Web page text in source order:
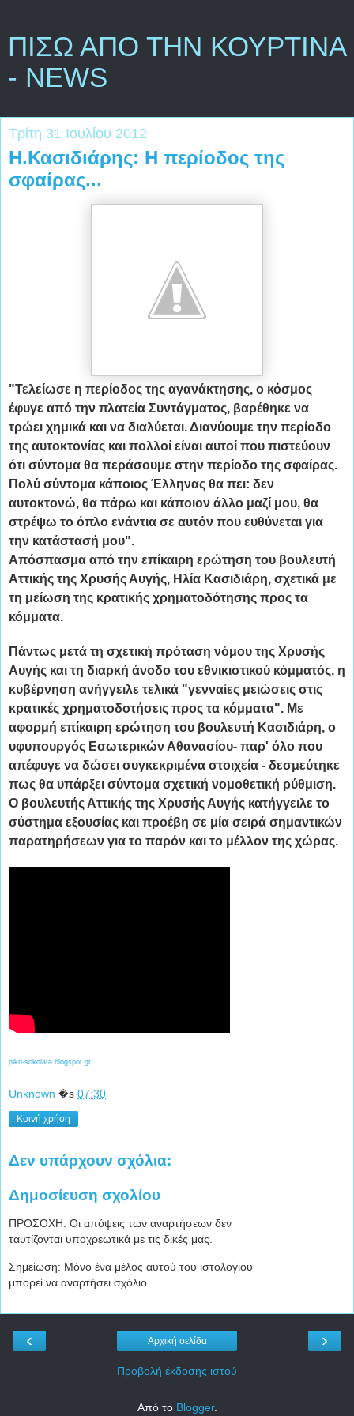
ΠΙΣΩ ΑΠΟ ΤΗΝ ΚΟΥΡΤΙΝΑ
- NEWS
Τρίτη 31 Ιουλίου 2012
Η.Κασιδιάρης: Η περίοδος της
σφαίρας...
"Τελείωσε η περίοδος της αγανάκτησης, ο κόσμος
έφυγε από την πλατεία Συντάγματος, βαρέθηκε να
τρώει χημικά και να διαλύεται. Διανύουμε την περίοδο
της αυτοκτονίας και πολλοί είναι αυτοί που πιστεύουν
ότι σύντομα θα περάσουμε στην περίοδο της σφαίρας.
Πολύ σύντομα κάποιος Έλληνας θα πει: δεν
αυτοκτονώ, θα πάρω και κάποιον άλλο μαζί μου, θα
στρέψω το όπλο ενάντια σε αυτόν που ευθύνεται για
την κατάστασή μου".
Απόσπασμα από την επίκαιρη ερώτηση του βουλευτή
Αττικής της Χρυσής Αυγής, Ηλία Κασιδιάρη, σχετικά με
τη μείωση της κρατικής χρηματοδότησης προς τα
κόμματα.
Πάντως μετά τη σχετική πρόταση νόμου της Χρυσής
Αυγής και τη διαρκή άνοδο του εθνικιστικού κόμματός, η
κυβέρνηση ανήγγειλε τελικά "γενναίες μειώσεις στις
κρατικές χρηματοδοτήσεις προς τα κόμματα". Με
αφορμή επίκαιρη ερώτηση του βουλευτή Κασιδιάρη, ο
υφυπουργός Εσωτερικών Αθανασίου- παρ' όλο που
απέφυγε να δώσει συγκεκριμένα στοιχεία - δεσμεύτηκε
πως θα υπάρξει σύντομα σχετική νομοθετική ρύθμιση.
Ο βουλευτής Αττικής της Χρυσής Αυγής κατήγγειλε το
σύστημα εξουσίας και προέβη σε μία σειρά σημαντικών
παρατηρήσεων για το παρόν και το μέλλον της χώρας.
pikri-sokolata.blogspot.gr
Unknown �s 07:30
Κοινή χρήση
Δεν υπάρχουν σχόλια:
Δημοσίευση σχολίου
ΠΡΟΣΟΧΗ: Οι απόψεις των αναρτήσεων δεν
ταυτίζονται υποχρεωτικά με τις δικές μας.
Σημείωση: Μόνο ένα μέλος αυτού του ιστολογίου
μπορεί να αναρτήσει σχόλιο.
‹ ›
Αρχική σελίδα
Προβολή έκδοσης ιστού
Από το Blogger.